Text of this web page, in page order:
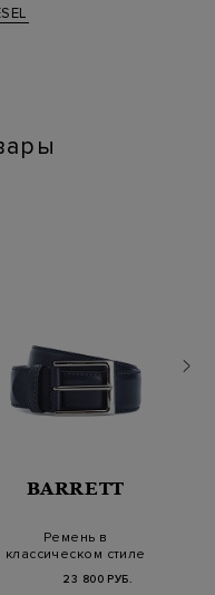
BARRETT
Ремень в
классическом стиле
вручную кожи
23 800 РУБ.